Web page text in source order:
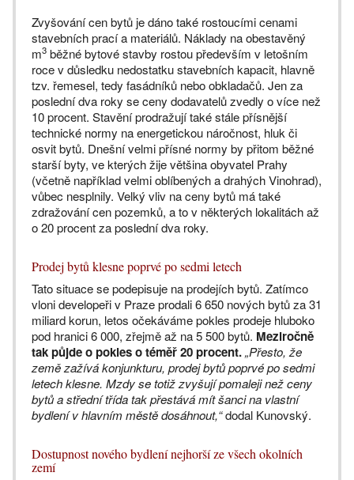
Zvyšování cen bytů je dáno také rostoucími cenami
stavebních prací a materiálů. Náklady na obestavěný
m3 běžné bytové stavby rostou především v letošním
roce v důsledku nedostatku stavebních kapacit, hlavně
tzv. řemesel, tedy fasádníků nebo obkladačů. Jen za
poslední dva roky se ceny dodavatelů zvedly o více než
10 procent. Stavění prodražují také stále přísnější
technické normy na energetickou náročnost, hluk či
osvit bytů. Dnešní velmi přísné normy by přitom běžné
starší byty, ve kterých žije většina obyvatel Prahy
(včetně například velmi oblíbených a drahých Vinohrad),
vůbec nesplnily. Velký vliv na ceny bytů má také
zdražování cen pozemků, a to v některých lokalitách až
o 20 procent za poslední dva roky.
Prodej bytů klesne poprvé po sedmi letech
Tato situace se podepisuje na prodejích bytů. Zatímco
vloni developeři v Praze prodali 6 650 nových bytů za 31
miliard korun, letos očekáváme pokles prodeje hluboko
pod hranici 6 000, zřejmě až na 5 500 bytů. Meziročně
tak půjde o pokles o téměř 20 procent.„Přesto, že
země zažívá konjunkturu, prodej bytů poprvé po sedmi
letech klesne. Mzdy se totiž zvyšují pomaleji než ceny
bytů a střední třída tak přestává mít šanci na vlastní
bydlení v hlavním městě dosáhnout,“dodal Kunovský.
Dostupnost nového bydlení nejhorší ze všech okolních
zemí